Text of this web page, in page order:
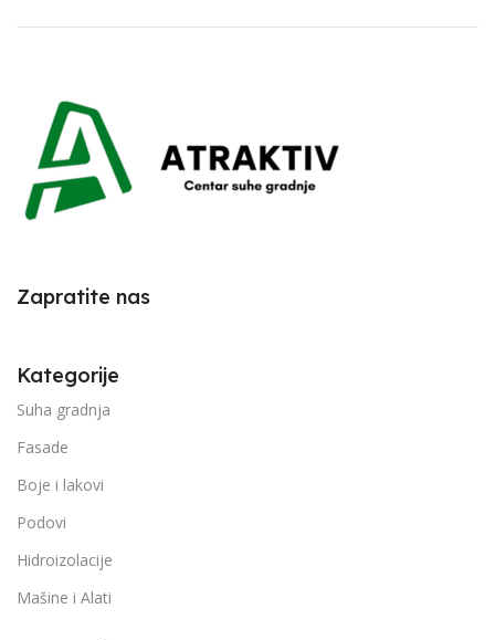
Zapratite nas
Kategorije
Suha gradnja
Fasade
Boje i lakovi
Podovi
Hidroizolacije
Mašine i Alati